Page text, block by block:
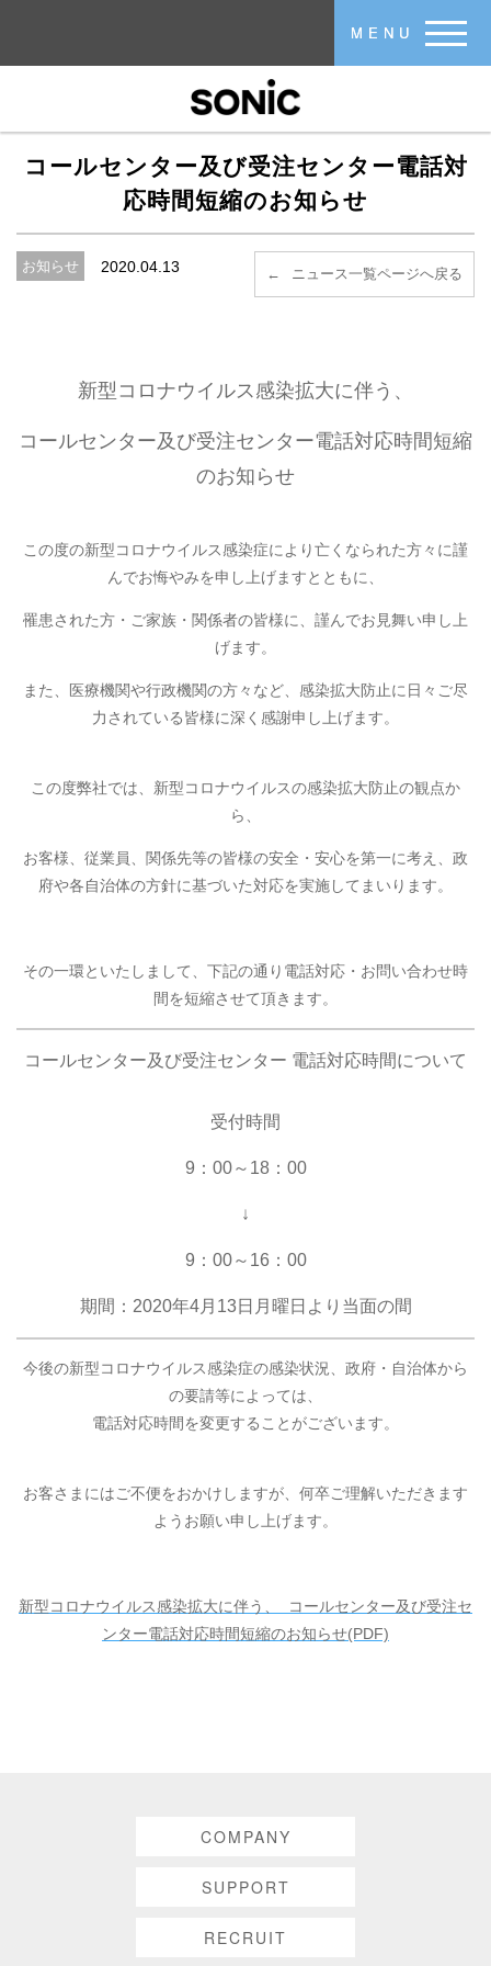
MENU
コールセンター及び受注センター電話対
応時間短縮のお知らせ
お知らせ 2020.04.13 ニュース一覧ページへ戻る
新型コロナウイルス感染拡大に伴う、
コールセンター及び受注センター電話対応時間短縮
のお知らせ
この度の新型コロナウイルス感染症により亡くなられた方々に謹
んでお悔やみを申し上げますとともに、
罹患された方・ご家族・関係者の皆様に、謹んでお見舞い申し上
げます。
また、医療機関や行政機関の方々など、感染拡大防止に日々ご尽
力されている皆様に深く感謝申し上げます。
この度弊社では、新型コロナウイルスの感染拡大防止の観点か
ら、
お客様、従業員、関係先等の皆様の安全・安心を第一に考え、政
府や各自治体の方針に基づいた対応を実施してまいります。
その一環といたしまして、下記の通り電話対応・お問い合わせ時
間を短縮させて頂きます。
コールセンター及び受注センター 電話対応時間について
受付時間
9：00～18：00
↓
9：00～16：00
期間：2020年4月13日月曜日より当面の間
今後の新型コロナウイルス感染症の感染状況、政府・自治体から
の要請等によっては、
電話対応時間を変更することがございます。
お客さまにはご不便をおかけしますが、何卒ご理解いただきます
ようお願い申し上げます。
新型コロナウイルス感染拡大に伴う、 コールセンター及び受注セ
ンター電話対応時間短縮のお知らせ(PDF)
COMPANY
SUPPORT
RECRUIT